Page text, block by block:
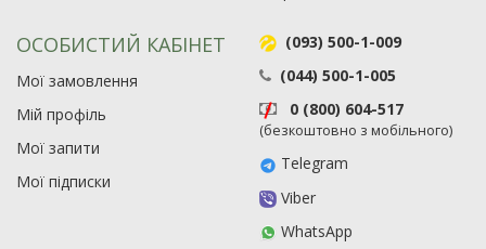
ОСОБИСТИЙ КАБІНЕТ
Мої замовлення
Мій профіль
Мої запити
Мої підписки
(093) 500-1-009
(044) 500-1-005
0 (800) 604-517
(безкоштовно з мобільного)
Telegram
Viber
WhatsApp